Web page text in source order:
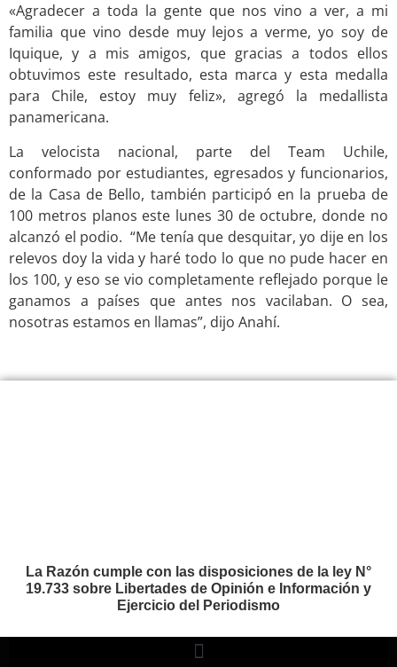
«Agradecer a toda la gente que nos vino a ver, a mi
familia que vino desde muy lejos a verme, yo soy de
Iquique, y a mis amigos, que gracias a todos ellos
obtuvimos este resultado, esta marca y esta medalla
para Chile, estoy muy feliz», agregó la medallista
panamericana.
La velocista nacional, parte del Team Uchile,
conformado por estudiantes, egresados y funcionarios,
de la Casa de Bello, también participó en la prueba de
100 metros planos este lunes 30 de octubre, donde no
alcanzó el podio. “Me tenía que desquitar, yo dije en los
relevos doy la vida y haré todo lo que no pude hacer en
los 100, y eso se vio completamente reflejado porque le
ganamos a países que antes nos vacilaban. O sea,
nosotras estamos en llamas”, dijo Anahí.
La Razón cumple con las disposiciones de la ley N°
19.733 sobre Libertades de Opinión e Información y
Ejercicio del Periodismo